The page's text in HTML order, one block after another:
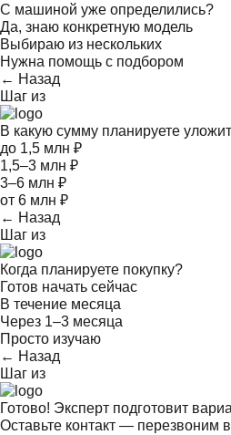
С машиной уже определились?
Да, знаю конкретную модель
Выбираю из нескольких
Нужна помощь с подбором
← Назад
Шаг из
В какую сумму планируете
до 1,5 млн ₽
1,5–3 млн ₽
3–6 млн ₽
от 6 млн ₽
← Назад
Шаг из
Когда планируете покупку?
Готов начать сейчас
В течение месяца
Через 1–3 месяца
Просто изучаю
← Назад
Шаг из
Готово! Эксперт подготовит
Оставьте контакт — перезвоним